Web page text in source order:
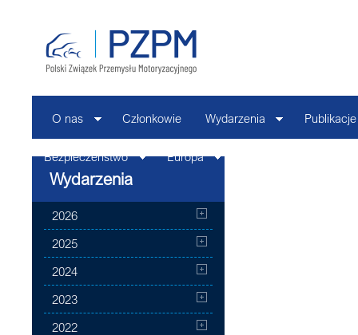
O nas Członkowie Wydarzenia Publikacje
Bezpieczeństwo Europa
Wydarzenia
2026
2025
2024
2023
2022